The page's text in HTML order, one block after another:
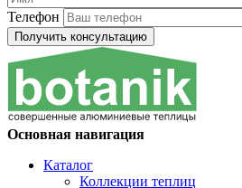
Телефон
Основная навигация
Каталог
Коллекции теплиц